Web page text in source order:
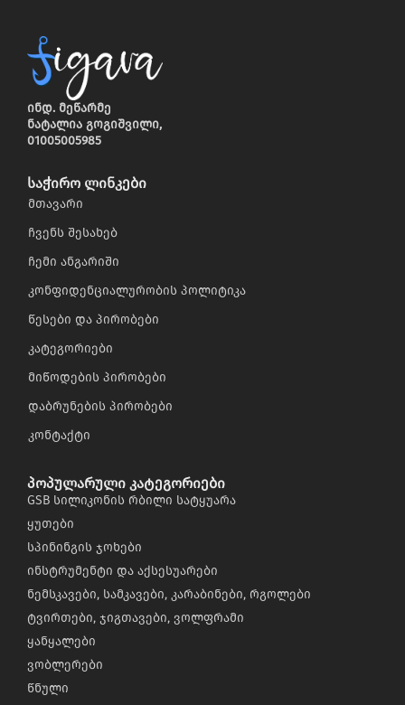
ინდ. მეწარმე
ნატალია გოგიშვილი,
01005005985
საჭირო ლინკები
მთავარი
ჩვენს შესახებ
ჩემი ანგარიში
კონფიდენციალურობის პოლიტიკა
წესები და პირობები
კატეგორიები
მიწოდების პირობები
დაბრუნების პირობები
კონტაქტი
პოპულარული კატეგორიები
GSB სილიკონის რბილი სატყუარა
ყუთები
სპინინგის ჯოხები
ინსტრუმენტი და აქსესუარები
ნემსკავები, სამკავები, კარაბინები, რგოლები
ტვირთები, ჯიგთავები, ვოლფრამი
ყანყალები
ვობლერები
წნული